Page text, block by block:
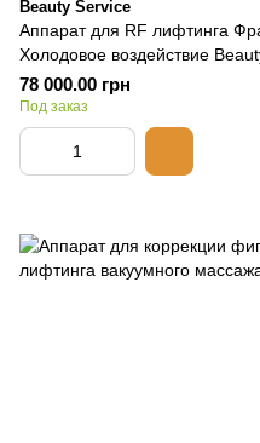
Beauty Service
Аппарат для RF лифтинга
Холодовое воздействие
78 000.00 грн
Под заказ